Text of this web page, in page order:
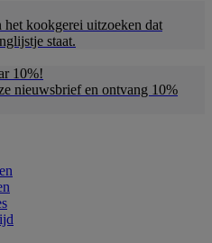
kookgerei uitzoeken dat
staat.
10%!
nieuwsbrief en ontvang 10%